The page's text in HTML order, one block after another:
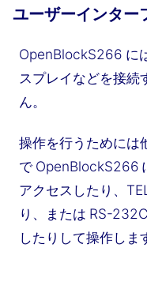
ユーザーインター
OpenBlockS266 に
スプレイなどを接続
ん。
操作を行うためには
で OpenBlockS266
アクセスしたり、
り、または RS-
したりして操作しま